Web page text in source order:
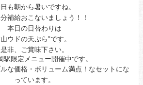
も朝から暑いですね。
補給おこないましょう！！
本日の日替わりは
山ウドの天ぷら”です。
是非、ご賞味下さい。
駅限定メニュー開催中です。
な価格・ボリューム満点！なセットにな
っています。